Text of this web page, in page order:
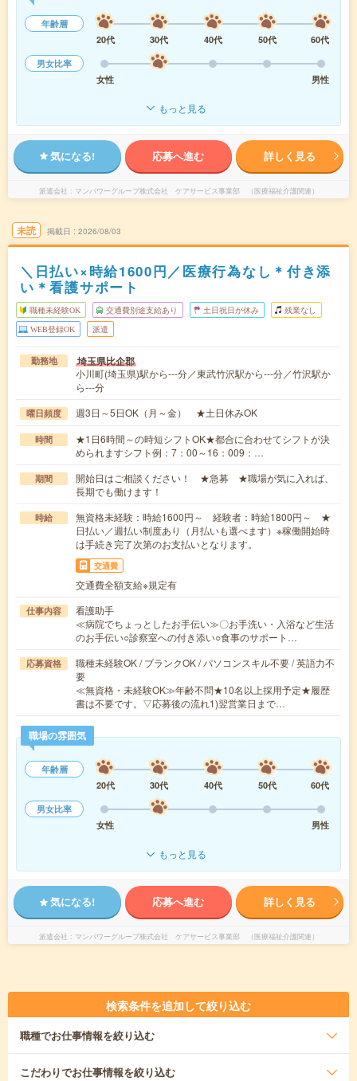
年齢層
20代
30代 40代 50代
60代
男女比率
女性
男性
もっと見る
気になる! 応募へ進む 詳しく見る
派遣会社 マンパワーグループ株式会社 ケアサービス事業部 （医療福祉介護関連）
未読 掲載日 2026/08/03
＼日払い×時給1600円／医療行為なし＊付き添
い＊看護サポート
職種未経験OK 交通費別途支給あり 土日祝日が休み 残業なし
WEB登録OK 派遣
勤務地 埼玉県比企郡
小川町(埼玉県)駅から---分／東武竹沢駅から---分／竹沢駅か
ら---分
曜日頻度 週3日～5日OK（月～金） ★土日休みOK
時間
★1日6時間～の時短シフトOK★都合に合わせてシフトが決
められますシフト例：7：00～16：009：…
期間
開始日はご相談ください！ ★急募 ★職場が気に入れば、
長期でも働けます！
時給
無資格未経験：時給1600円～ 経験者：時給1800円～ ★
日払い／週払い制度あり（月払いも選べます）※稼働開始時
は手続き完了次第のお支払いとなります。
交通費
交通費全額支給※規定有
仕事内容
看護助手
≪病院でちょっとしたお手伝い≫〇お手洗い・入浴など生活
のお手伝い○診察室への付き添い○食事のサポート…
応募資格
職種未経験OK / ブランクOK / パソコンスキル不要 / 英語力不
要
≪無資格・未経験OK≫年齢不問★10名以上採用予定★履歴
書は不要です。▽応募後の流れ1)翌営業日まで…
職場の雰囲気
年齢層
20代
30代 40代 50代
60代
男女比率
女性
男性
もっと見る
気になる! 応募へ進む 詳しく見る
派遣会社 マンパワーグループ株式会社 ケアサービス事業部 （医療福祉介護関連）
検索条件を追加して絞り込む
職種でお仕事情報を絞り込む
こだわりでお仕事情報を絞り込む